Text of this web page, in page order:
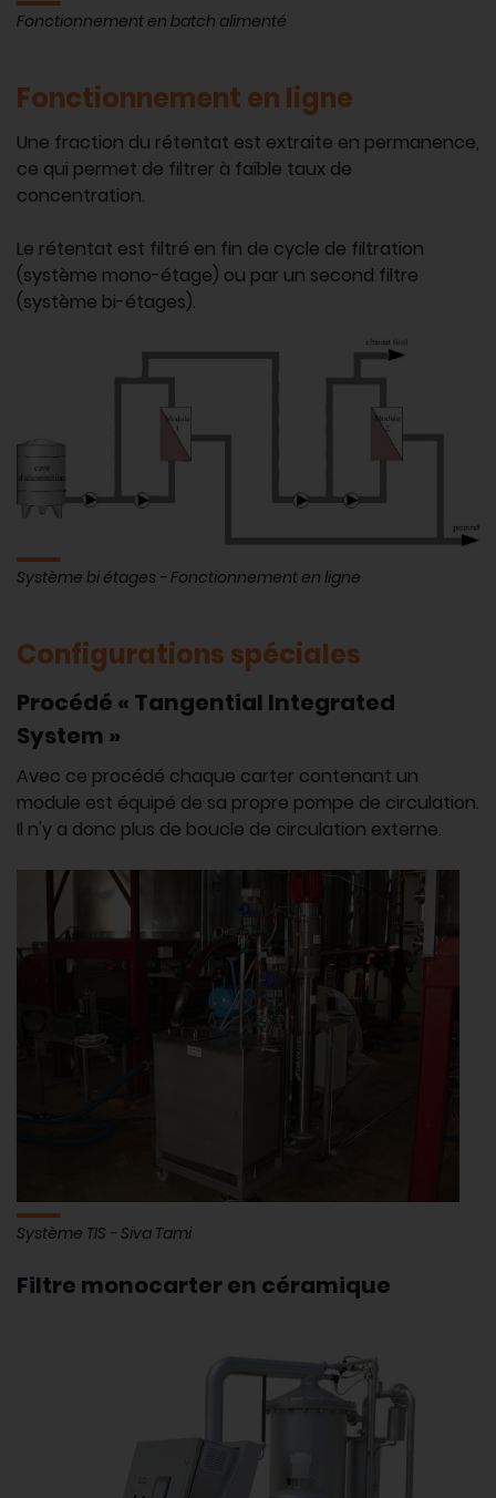
Fonctionnement en batch alimenté
Fonctionnement en ligne
Une fraction du rétentat est extraite en permanence,
ce qui permet de filtrer à faible taux de
concentration.
Le rétentat est filtré en fin de cycle de filtration
(système mono-étage) ou par un second filtre
(système bi-étages).
Système bi étages - Fonctionnement en ligne
Configurations spéciales
Procédé « Tangential Integrated
System »
Avec ce procédé chaque carter contenant un
module est équipé de sa propre pompe de circulation.
Il n'y a donc plus de boucle de circulation externe.
Système TIS - Siva Tami
Filtre monocarter en céramique